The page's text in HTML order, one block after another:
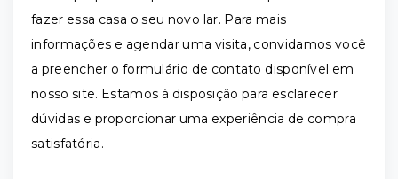
fazer essa casa o seu novo lar. Para mais
informações e agendar uma visita, convidamos você
a preencher o formulário de contato disponível em
nosso site. Estamos à disposição para esclarecer
dúvidas e proporcionar uma experiência de compra
satisfatória.